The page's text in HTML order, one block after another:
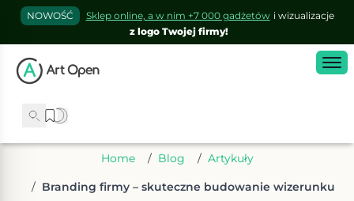
NOWOŚĆ Sklep online, a w nim +7 000 gadżetów i wizualizacje
z logo Twojej firmy!
Home / Blog / Artykuły
/ Branding firmy – skuteczne budowanie wizerunku